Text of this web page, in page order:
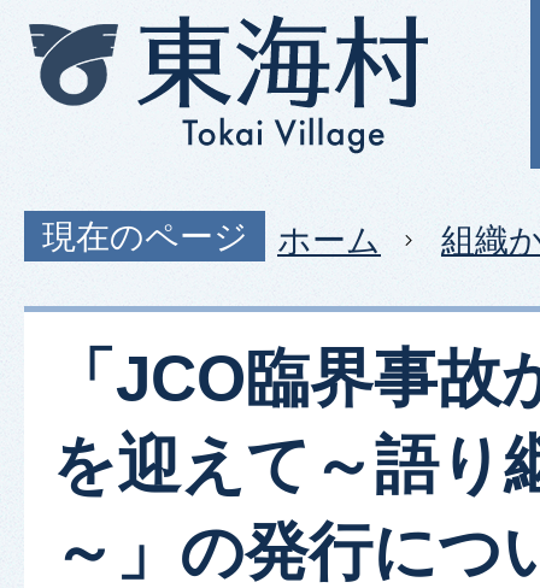
現在のページ ホーム 組織
「JCO臨界事故
を迎えて～語り
～」の発行につ